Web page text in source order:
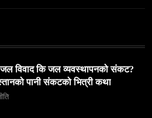
नागरिक निष्कासित — ओभरस्टे,
जल विवाद कि जल व्यवस्थापनको संकट?
पानी संकटको भित्री कथा